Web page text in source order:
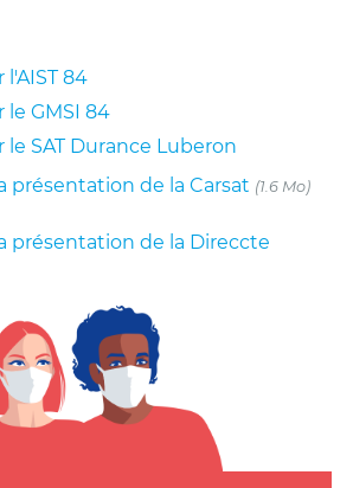
l'AIST 84
le GMSI 84
le SAT Durance Luberon
présentation de la Carsat (1.6 Mo)
présentation de la Direccte